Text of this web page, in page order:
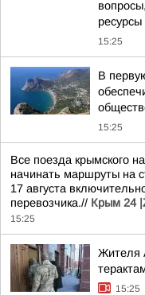
15:25
В
15:25
Все поезда крымского
начинать маршруты на
17 августа
перевозчика.// Крым 24
15:25
Жителя
15:25